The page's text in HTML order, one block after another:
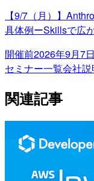
【9/7（月）】
具体例ーSkillsで広
開催前2026年9月7
セミナー一覧会社
関連記事